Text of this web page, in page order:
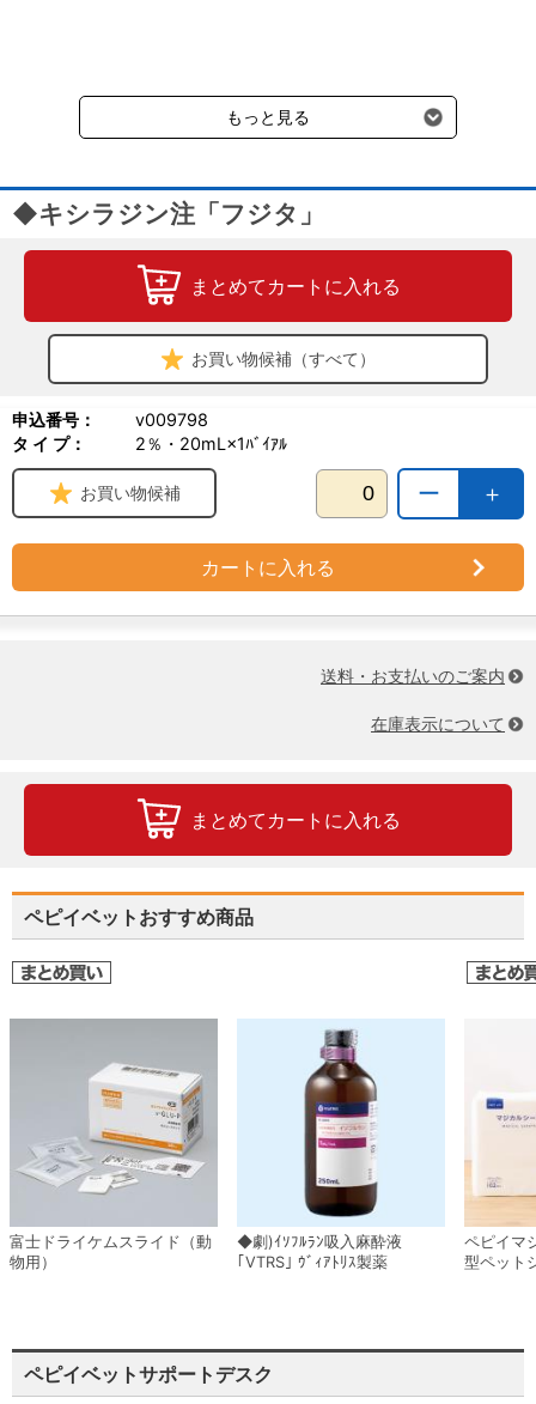
受けます。
もっと見る
◆キシラジン注「フジタ」
まとめてカートに入れる
お買い物候補（すべて）
申込番号：
v009798
タ イ プ：
2％・20mL×1ﾊﾞｲｱﾙ
＋
ー
お買い物候補
カートに入れる
送料・お支払いのご案内
在庫表示について
まとめてカートに入れる
ペピイベットおすすめ商品
富士ドライケムスライド（動
物用）
◆劇)ｲｿﾌﾙﾗﾝ吸入麻酔液
｢VTRS｣ ｳﾞｨｱﾄﾘｽ製薬
ペピイマ
型ペット
ペピイベットサポートデスク